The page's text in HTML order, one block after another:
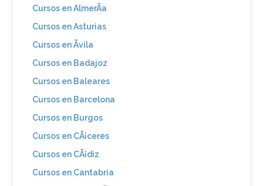
Cursos en AlmerÃ­a
Cursos en Asturias
Cursos en Ãvila
Cursos en Badajoz
Cursos en Baleares
Cursos en Barcelona
Cursos en Burgos
Cursos en CÃ¡ceres
Cursos en CÃ¡diz
Cursos en Cantabria